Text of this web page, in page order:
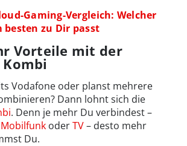
Gaming-Vergleich: Welcher
besten zu Dir passt
Vorteile mit der
Vodafone oder planst mehrere
Dann lohnt sich die
. Denn je mehr Du verbindest –
Mobilfunk oderTV– desto mehr
Du.